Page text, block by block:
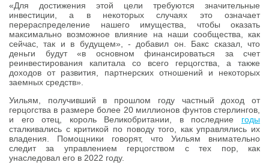
«Для достижения этой цели требуются значительные
инвестиции, а в некоторых случаях это означает
перераспределение нашего имущества, чтобы оказать
максимально возможное влияние на наши сообщества, как
сейчас, так и в будущем», - добавил он. Бакс сказал, что
деньги будут «в основном финансироваться за счет
реинвестирования капитала со всего герцогства, а также
доходов от развития, партнерских отношений и некоторых
заемных средств».
Уильям, получивший в прошлом году частный доход от
герцогства в размере более 20 миллионов фунтов стерлингов,
и его отец, король Великобритании, в последние годы
сталкивались с критикой по поводу того, как управлялись их
владения. Помощники говорят, что Уильям внимательно
следит за управлением герцогством с тех пор, как
унаследовал его в 2022 году.